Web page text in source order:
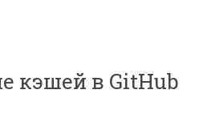
кэшей в GitHub